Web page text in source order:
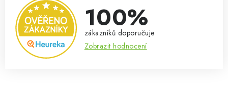
100%
zákazníků doporučuje
Zobrazit hodnocení